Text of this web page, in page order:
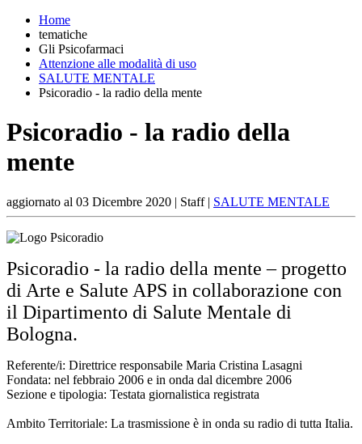
Home
tematiche
Gli Psicofarmaci
Attenzione alle modalità di uso
SALUTE MENTALE
Psicoradio - la radio della mente
Psicoradio - la radio della
mente
aggiornato al 03 Dicembre 2020 | Staff | SALUTE MENTALE
Psicoradio - la radio della mente – progetto
di Arte e Salute APS in collaborazione con
il Dipartimento di Salute Mentale di
Bologna.
Referente/i: Direttrice responsabile Maria Cristina Lasagni
Fondata: nel febbraio 2006 e in onda dal dicembre 2006
Sezione e tipologia: Testata giornalistica registrata
Ambito Territoriale: La trasmissione è in onda su radio di tutta Italia.